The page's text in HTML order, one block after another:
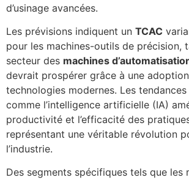
d’usinage avancées.
Les prévisions indiquent un TCAC
pour les machines-outils de précision,
secteur des machines
devrait prospérer grâce à une
technologies modernes. Les
comme l’intelligence artificielle (IA)
productivité et l’efficacité des pratiques
représentant une véritable révolution
l’industrie.
Des segments spécifiques tels que les